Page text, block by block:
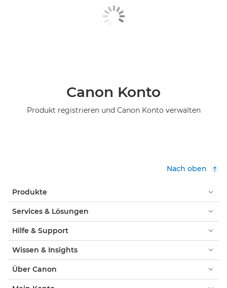
Canon Konto
Produkt registrieren und Canon Konto verwalten
Nach oben
Produkte
Services & Lösungen
Hilfe & Support
Wissen & Insights
Über Canon